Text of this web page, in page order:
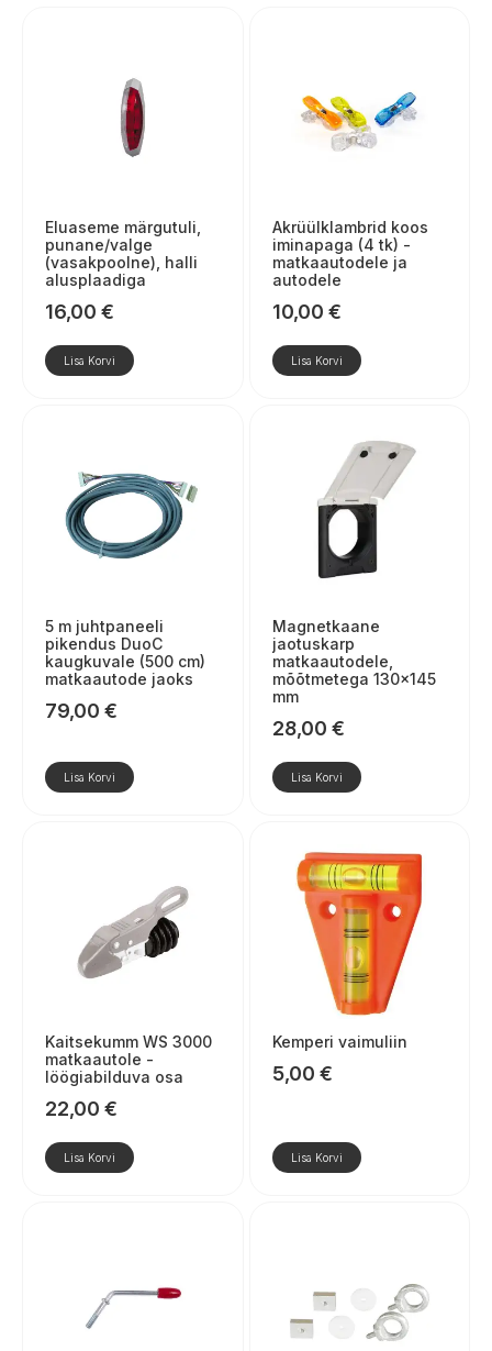
Eluaseme märgutuli,
punane/valge
(vasakpoolne), halli
alusplaadiga
16,00 €
Lisa Korvi
Akrüülklambrid koos
iminapaga (4 tk) -
matkaautodele ja
autodele
10,00 €
Lisa Korvi
5 m juhtpaneeli
pikendus DuoC
kaugkuvale (500 cm)
matkaautode jaoks
79,00 €
Lisa Korvi
Magnetkaane
jaotuskarp
matkaautodele,
mõõtmetega 130×145
mm
28,00 €
Lisa Korvi
Kaitsekumm WS 3000
matkaautole -
löögiabilduva osa
22,00 €
Lisa Korvi
Kemperi vaimuliin
5,00 €
Lisa Korvi